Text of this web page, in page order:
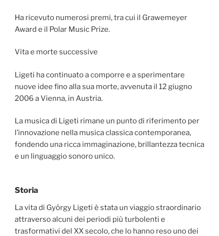
Ha ricevuto numerosi premi, tra cui il Grawemeyer
Award e il Polar Music Prize.
Vita e morte successive
Ligeti ha continuato a comporre e a sperimentare
nuove idee fino alla sua morte, avvenuta il 12 giugno
2006 a Vienna, in Austria.
La musica di Ligeti rimane un punto di riferimento per
l’innovazione nella musica classica contemporanea,
fondendo una ricca immaginazione, brillantezza tecnica
e un linguaggio sonoro unico.
Storia
La vita di György Ligeti è stata un viaggio straordinario
attraverso alcuni dei periodi più turbolenti e
trasformativi del XX secolo, che lo hanno reso uno dei